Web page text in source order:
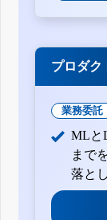
プロダク
業務委託
MLと
まで
落と